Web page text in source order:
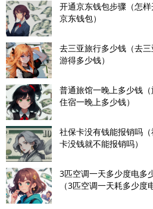
开通京东钱包步骤（怎样
京东钱包）
去三亚旅行多少钱（去
游得多少钱）
普通旅馆一晚上多少钱
住宿一晚上多少钱）
社保卡没有钱能报销吗
卡没钱就不能报销吗）
3匹空调一天多少度电多
（3匹空调一天耗多少度